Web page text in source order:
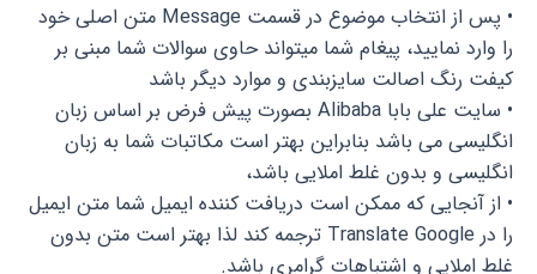
• پس از انتخاب موضوع در قسمت Message متن اصلی خود
را وارد نمایید، پیغام شما میتواند حاوی سوالات شما مبنی بر
کیفت رنگ اصالت سایزبندی و موارد دیگر باشد
• سایت علی بابا Alibaba بصورت پیش فرض بر اساس زبان
انگلیسی می باشد بنابراین بهتر است مکاتبات شما به زبان
انگلیسی و بدون غلط املایی باشد،
• از آنجایی که ممکن است دریافت کننده ایمیل شما متن ایمیل
را در Translate Google ترجمه کند لذا بهتر است متن بدون
غلط املایی و اشتباهات گرامری باشد.